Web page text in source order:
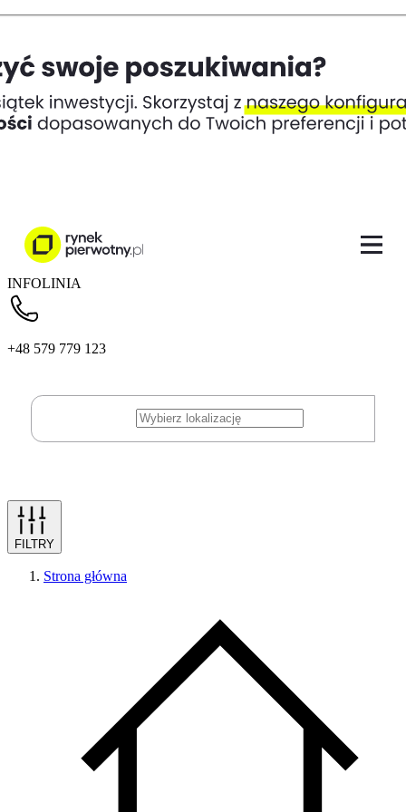
INFOLINIA
+48 579 779 123
FILTRY
Strona główna